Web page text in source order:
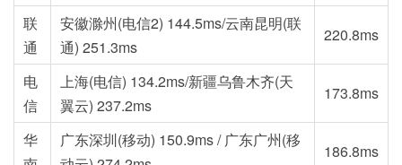
联
通
安徽滁州(电信2) 144.5ms/云南昆明(联
通) 251.3ms
220.8ms
电
信
上海(电信) 134.2ms/新疆乌鲁木齐(天
翼云) 237.2ms
173.8ms
华
广东深圳(移动) 150.9ms / 广东广州(移
186.8ms